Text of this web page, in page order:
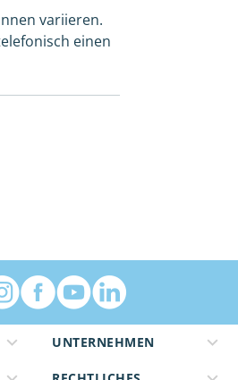
variieren.
einen
UNTERNEHMEN